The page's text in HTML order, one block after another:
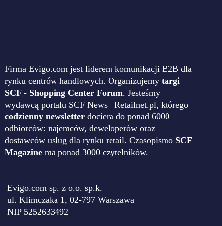
Firma Evigo.com jest liderem komunikacji B2B dla
rynku centrów handlowych. Organizujemy targi
SCF - Shopping Center Forum. Jesteśmy
wydawcą portalu SCF News | Retailnet.pl, którego
codzienny newsletter dociera do ponad 6000
odbiorców: najemców, deweloperów oraz
dostawców usług dla rynku retail. Czasopismo SCF
Magazine ma ponad 3000 czytelników.
Evigo.com sp. z o.o. sp.k.
ul. Klimczaka 1, 02-797 Warszawa
NIP 5252633492